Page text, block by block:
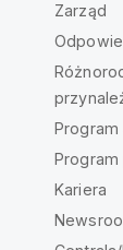
Zarząd
Kariera